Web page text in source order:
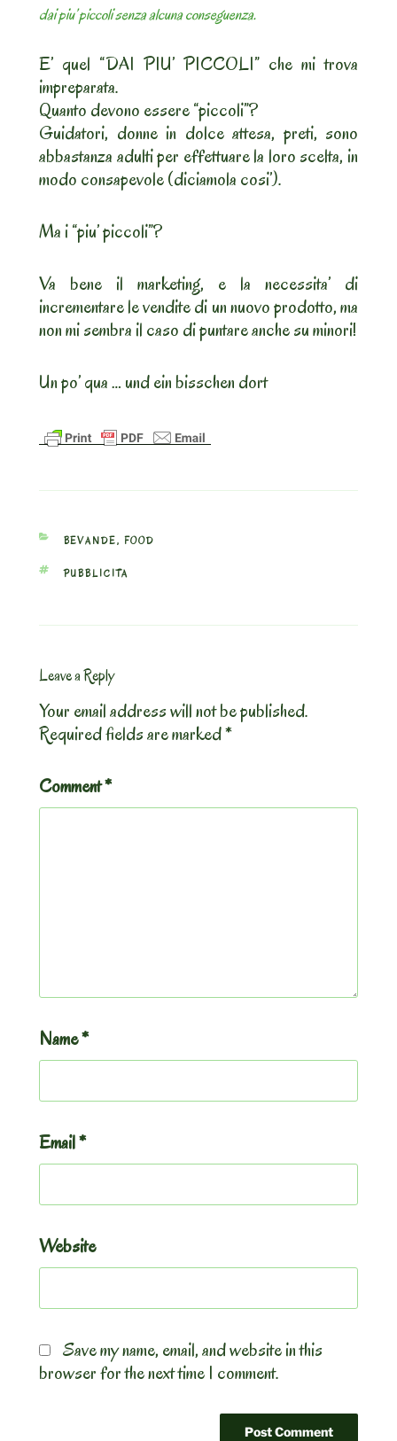
dai piu’ piccoli senza alcuna conseguenza.
E’ quel “DAI PIU’ PICCOLI” che mi trova
impreparata.
Quanto devono essere “piccoli”?
Guidatori, donne in dolce attesa, preti, sono
abbastanza adulti per effettuare la loro scelta, in
modo consapevole (diciamola cosi’).
Ma i “piu’ piccoli”?
Va bene il marketing, e la necessita’ di
incrementare le vendite di un nuovo prodotto, ma
non mi sembra il caso di puntare anche su minori!
Un po’ qua … und ein bisschen dort
CATEGORIES
BEVANDE, FOOD
TAGS
PUBBLICITA
Leave a Reply
Your email address will not be published.
Required fields are marked*
Comment*
Name*
Email*
Website
Save my name, email, and website in this
browser for the next time I comment.